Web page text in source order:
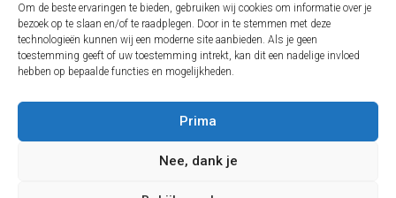
Om de beste ervaringen te bieden, gebruiken wij cookies om informatie over je
bezoek op te slaan en/of te raadplegen. Door in te stemmen met deze
technologieën kunnen wij een moderne site aanbieden. Als je geen
toestemming geeft of uw toestemming intrekt, kan dit een nadelige invloed
hebben op bepaalde functies en mogelijkheden.
Prima
Nee, dank je
Over Bas Kierkels
Plan je ERP-adviesgesprek
Contact